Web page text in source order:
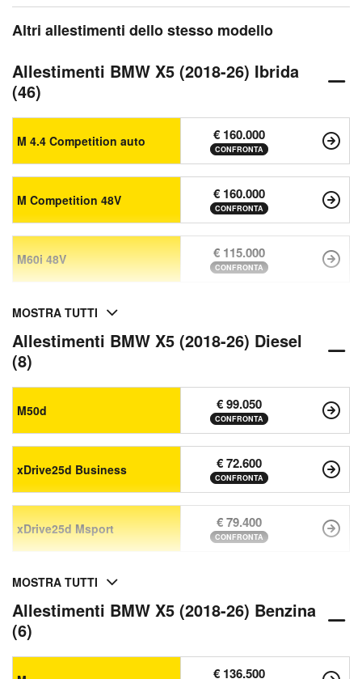
Altri allestimenti dello stesso modello
Allestimenti BMW X5 (2018-26) Ibrida
(46)
M 4.4 Competition auto € 160.000
CONFRONTA
M Competition 48V € 160.000
CONFRONTA
M60i 48V € 115.000
CONFRONTA
MOSTRA TUTTI
Allestimenti BMW X5 (2018-26) Diesel
(8)
M50d € 99.050
CONFRONTA
xDrive25d Business € 72.600
CONFRONTA
xDrive25d Msport € 79.400
CONFRONTA
MOSTRA TUTTI
Allestimenti BMW X5 (2018-26) Benzina
(6)
€ 136.500